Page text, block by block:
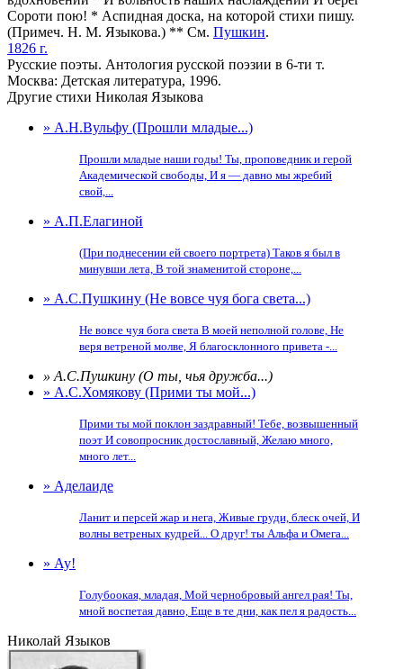
Сороти пою! * Аспидная доска, на которой стихи пишу.
(Примеч. Н. М. Языкова.) ** См. Пушкин.
1826 г.
Русские поэты. Антология русской поэзии в 6-ти т.
Москва: Детская литература, 1996.
Другие стихи Николая Языкова
» А.Н.Вульфу (Прошли младые...)
Прошли младые наши годы! Ты, проповедник и герой
Академической свободы, И я — давно мы жребий
свой,...
» А.П.Елагиной
(При поднесении ей своего портрета) Таков я был в
минувши лета, В той знаменитой стороне,...
» А.С.Пушкину (Не вовсе чуя бога света...)
Не вовсе чуя бога света В моей неполной голове, Не
веря ветреной молве, Я благосклонного привета -...
» А.С.Пушкину (О ты, чья дружба...)
» А.С.Хомякову (Прими ты мой...)
Прими ты мой поклон заздравный! Тебе, возвышенный
поэт И совопросник достославный, Желаю много,
много лет...
» Аделаиде
Ланит и персей жар и нега, Живые груди, блеск очей, И
волны ветреных кудрей... О друг! ты Альфа и Омега...
» Ау!
Голубоокая, младая, Мой чернобровый ангел рая! Ты,
мной воспетая давно, Еще в те дни, как пел я радость...
Николай Языков